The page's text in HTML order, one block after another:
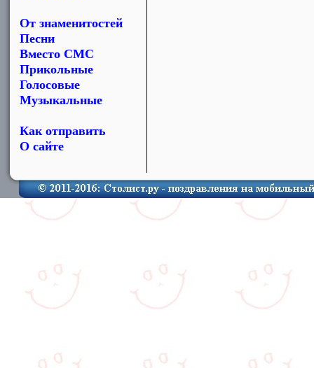
От знаменитостей
Песни
Вместо СМС
Прикольные
Голосовые
Музыкальные
Как отправить
О сайте